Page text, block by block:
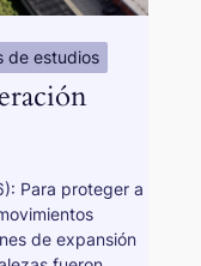
de estudios
Para proteger a
de expansión